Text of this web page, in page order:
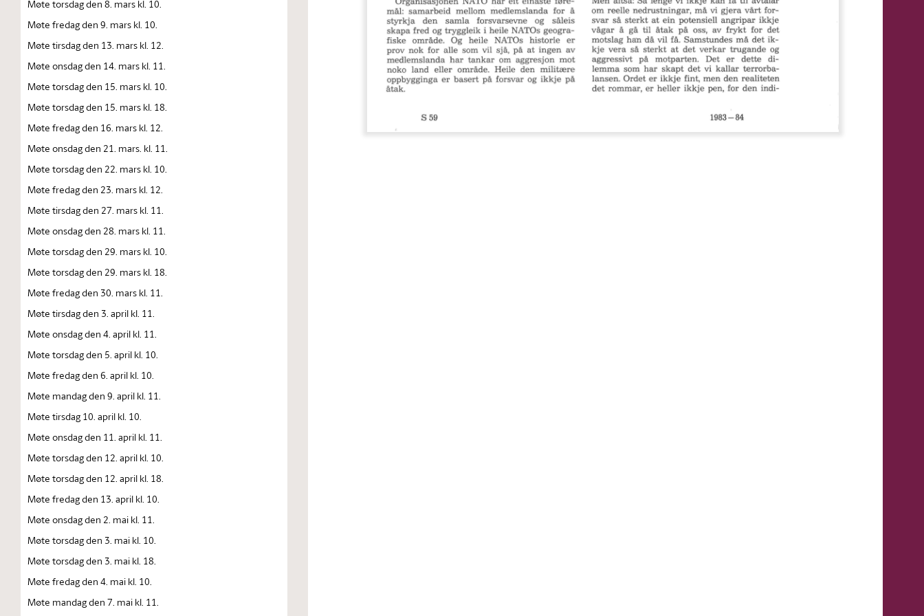
Møte torsdag den 8. mars kl. 10.
Møte fredag den 9. mars kl. 10.
Møte tirsdag den 13. mars kl. 12.
Møte onsdag den 14. mars kl. 11.
Møte torsdag den 15. mars kl. 10.
Møte torsdag den 15. mars kl. 18.
Møte fredag den 16. mars kl. 12.
Møte onsdag den 21. mars. kl. 11.
Møte torsdag den 22. mars kl. 10.
Møte fredag den 23. mars kl. 12.
Møte tirsdag den 27. mars kl. 11.
Møte onsdag den 28. mars kl. 11.
Møte torsdag den 29. mars kl. 10.
Møte torsdag den 29. mars kl. 18.
Møte fredag den 30. mars kl. 11.
Møte tirsdag den 3. april kl. 11.
Møte onsdag den 4. april kl. 11.
Møte torsdag den 5. april kl. 10.
Møte fredag den 6. april kl. 10.
Møte mandag den 9. april kl. 11.
Møte tirsdag 10. april kl. 10.
Møte onsdag den 11. april kl. 11.
Møte torsdag den 12. april kl. 10.
Møte torsdag den 12. april kl. 18.
Møte fredag den 13. april kl. 10.
Møte onsdag den 2. mai kl. 11.
Møte torsdag den 3. mai kl. 10.
Møte torsdag den 3. mai kl. 18.
Møte fredag den 4. mai kl. 10.
Møte mandag den 7. mai kl. 11.